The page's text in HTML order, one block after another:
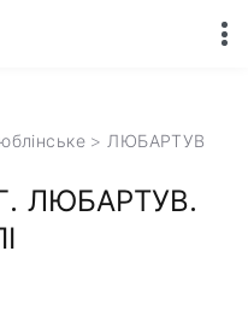
> ЛЮБАРТУВ
ЛЮБАРТУВ.